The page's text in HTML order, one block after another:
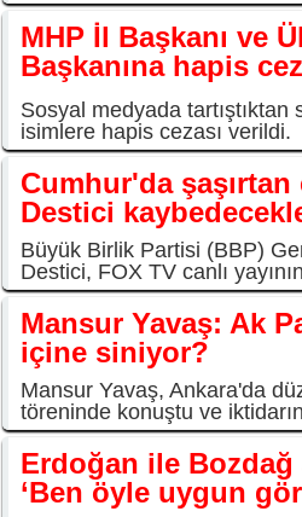
MHP İl Başkanı ve
Başkanına hapis
Sosyal medyada
isimlere hapis cezası verildi.
Cumhur'da şaşırtan
Destici
Büyük Birlik Partisi (BBP)
Destici, FOX TV canlı
Mansur Yavaş: Ak
içine siniyor?
Mansur Yavaş, Ankara'da
töreninde konuştu ve
Erdoğan ile Bozdağ
‘Ben öyle uygun